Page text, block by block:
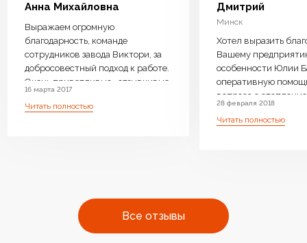
Все отзывы
Анна Михайловна
Выражаем огромную
благодарность, команде
сотрудников завода Виктори, за
добросовестный подход к работе.
Очень приветливые , отзывчивые
менеджеры ответили на все
интересующие вопросы, дали
чисто . Оборудование работает
бесшумно.Очень довольны что
выбрали ваш котел. Огромное
16 марта 2017
Читать полностью
Дмитрий
Минск
Хотел выразить
Вашему
особенности Юлии
оперативную
вопроса с
возможность
замены
очень много людей
одном месте
отопления высокого
28 февраля 2018
Читать полностью